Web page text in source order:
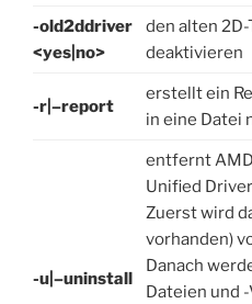
-old2ddriver
<yes|no>
den alten
deaktivieren
-r|–report
erstellt ein
in eine Datei
-u|–uninstall
entfernt
Unified
Zuerst wird
vorhanden)
Danach
Dateien und